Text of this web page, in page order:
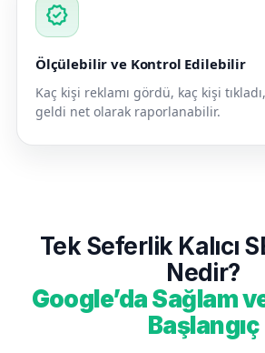
verified
Ölçülebilir ve Kontrol Edilebilir
Kaç kişi reklamı gördü, kaç kişi
geldi net olarak raporlanabilir.
Tek Seferlik Kalıcı
Nedir?
Google’da Sağlam
Başlangıç